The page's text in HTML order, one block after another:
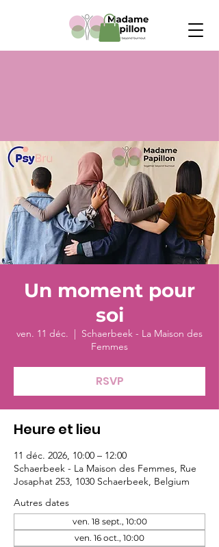
Un moment pour
soi
ven. 11 déc.
  |
Schaerbeek - La Maison des
Femmes
RSVP
Heure et lieu
11 déc. 2026, 10:00 – 12:00
Schaerbeek - La Maison des Femmes, Rue
Josaphat 253, 1030 Schaerbeek, Belgium
Autres dates
ven. 18 sept., 10:00
ven. 16 oct., 10:00